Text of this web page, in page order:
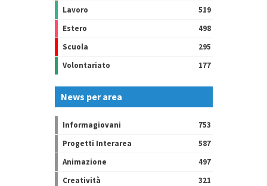
Lavoro
519
Estero
498
Scuola
295
Volontariato
177
News per area
Informagiovani
753
Progetti Interarea
587
Animazione
497
Creatività
321